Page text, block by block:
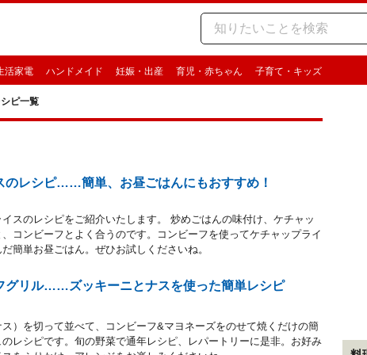
活家電 ハンドメイド 妊娠・出産 育児・赤ちゃん 子育て・キッズ
ピ一覧
のレシピ……簡単、お昼ごはんにもおすすめ！
スのレシピをご紹介いたします。 炒めごはんの味付け、ケチャッ
コンビーフとよく合うのです。コンビーフを使ってケチャップライ
簡単お昼ごはん。ぜひお試しくださいね。
グリル……ズッキーニとナスを使った簡単レシピ
）を切って並べて、コンビーフ&マヨネーズをのせて焼くだけの簡
レシピです。旬の野菜で通年レシピ、レパートリーに是非。お好み